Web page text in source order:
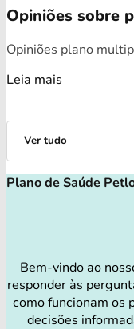
Opiniões sobre
Opiniões plano
Leia mais
Ver tudo
Plano de Saúde
Bem-vindo ao
responder às
como funcionam os
decisões